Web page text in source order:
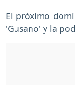
El próximo
'Gusano' y la